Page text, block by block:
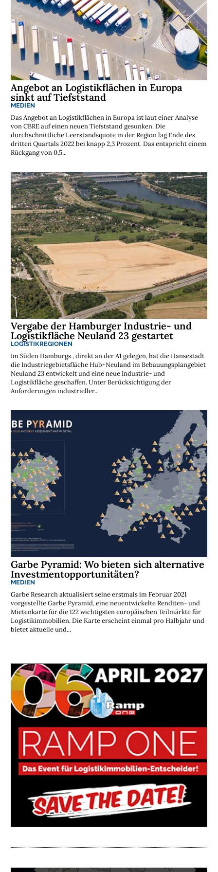
t
e
N
s
e
t
t
r
➔
j
e
t
z
t
a
n
i
e
r
e
n
Angebot an Logistikflächen in Europa
sinkt auf Tiefststand
MEDIEN
Das Angebot an Logistikflächen in Europa ist laut einer Analyse
von CBRE auf einen neuen Tiefststand gesunken. Die
durchschnittliche Leerstandsquote in der Region lag Ende des
dritten Quartals 2022 bei knapp 2,3 Prozent. Das entspricht einem
Rückgang von 0,5...
Vergabe der Hamburger Industrie- und
Logistikfläche Neuland 23 gestartet
LOGISTIKREGIONEN
Im Süden Hamburgs , direkt an der A1 gelegen, hat die Hansestadt
die Industriegebietsfläche Hub+Neuland im Bebauungsplangebiet
Neuland 23 entwickelt und eine neue Industrie- und
Logistikfläche geschaffen. Unter Berücksichtigung der
Anforderungen industrieller...
Garbe Pyramid: Wo bieten sich alternative
Investmentopportunitäten?
MEDIEN
Garbe Research aktualisiert seine erstmals im Februar 2021
vorgestellte Garbe Pyramid, eine neuentwickelte Renditen- und
Mietenkarte für die 122 wichtigsten europäischen Teilmärkte für
Logistikimmobilien. Die Karte erscheint einmal pro Halbjahr und
bietet aktuelle und...